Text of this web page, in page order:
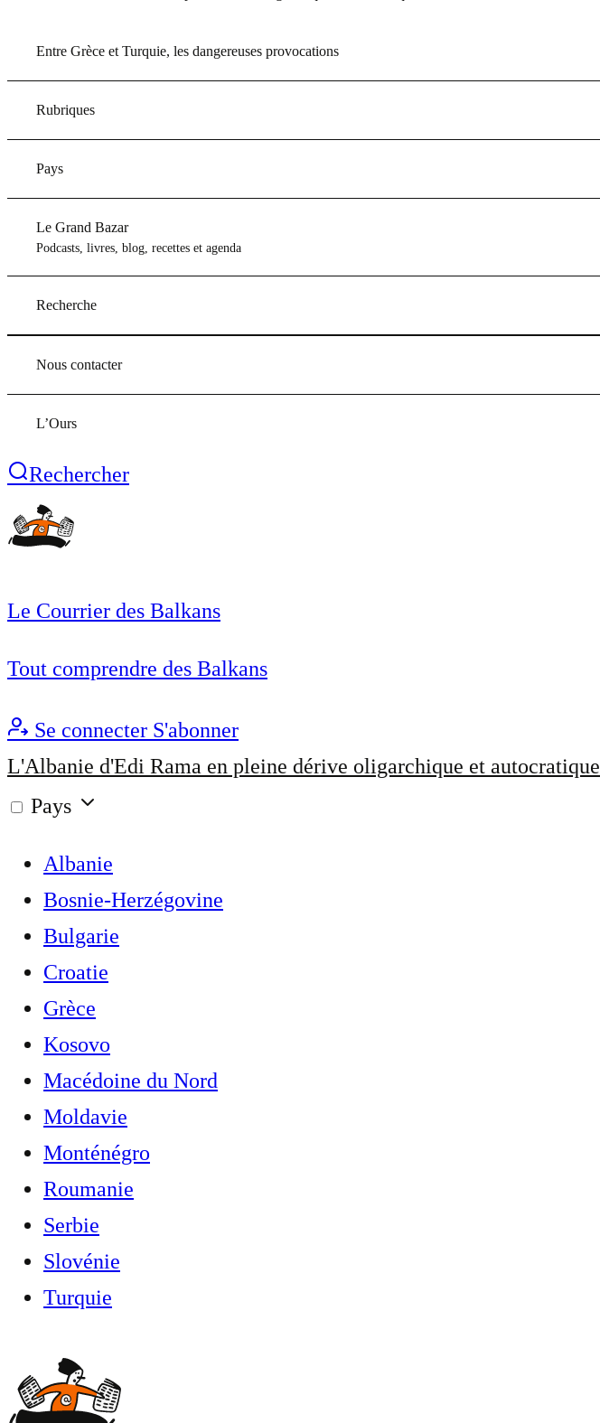
Entre Grèce et Turquie, les dangereuses provocations
Rubriques
Pays
Le Grand Bazar
Podcasts, livres, blog, recettes et agenda
Recherche
Nous contacter
L’Ours
Rechercher
Le Courrier des Balkans
Tout comprendre des Balkans
Se connecter S'abonner
L'Albanie d'Edi Rama en pleine dérive oligarchique et autocratique
Pays
Albanie
Bosnie-Herzégovine
Bulgarie
Croatie
Grèce
Kosovo
Macédoine du Nord
Moldavie
Monténégro
Roumanie
Serbie
Slovénie
Turquie